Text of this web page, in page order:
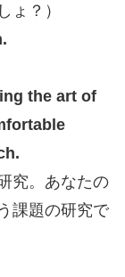
ょ？）
the art of
究。あなたの
課題の研究で